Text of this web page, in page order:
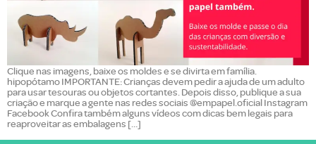
Clique nas imagens, baixe os moldes e se divirta em família.
hipopótamo IMPORTANTE: Crianças devem pedir a ajuda de um adulto
para usar tesouras ou objetos cortantes. Depois disso, publique a sua
criação e marque a gente nas redes sociais @empapel.oficial Instagram
Facebook Confira também alguns vídeos com dicas bem legais para
reaproveitar as embalagens […]